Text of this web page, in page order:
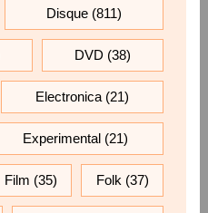
Disque (811)
DVD (38)
Electronica(21)
Experimental (21)
Film (35) Folk(37)